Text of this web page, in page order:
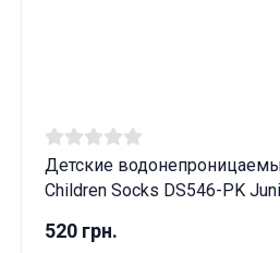
Детские
Children Socks DS546-PK
520 грн.